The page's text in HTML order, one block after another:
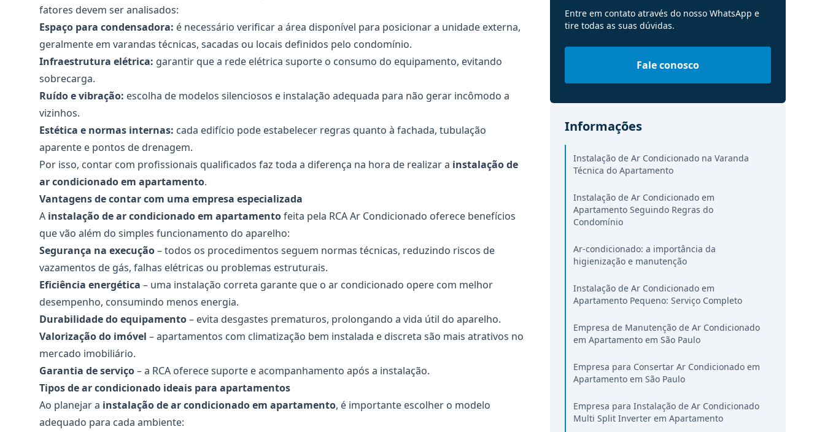
fatores devem ser analisados:
Espaço para condensadora: é necessário verificar a área disponível para posicionar a unidade externa,
geralmente em varandas técnicas, sacadas ou locais definidos pelo condomínio.
Infraestrutura elétrica: garantir que a rede elétrica suporte o consumo do equipamento, evitando
sobrecarga.
Ruído e vibração: escolha de modelos silenciosos e instalação adequada para não gerar incômodo a
vizinhos.
Estética e normas internas: cada edifício pode estabelecer regras quanto à fachada, tubulação
aparente e pontos de drenagem.
Por isso, contar com profissionais qualificados faz toda a diferença na hora de realizar a instalação de
ar condicionado em apartamento.
Vantagens de contar com uma empresa especializada
A instalação de ar condicionado em apartamentofeita pela RCA Ar Condicionado oferece benefícios
que vão além do simples funcionamento do aparelho:
Segurança na execução– todos os procedimentos seguem normas técnicas, reduzindo riscos de
vazamentos de gás, falhas elétricas ou problemas estruturais.
Eficiência energética – uma instalação correta garante que o ar condicionado opere com melhor
desempenho, consumindo menos energia.
Durabilidade do equipamento– evita desgastes prematuros, prolongando a vida útil do aparelho.
Valorização do imóvel – apartamentos com climatização bem instalada e discreta são mais atrativos no
mercado imobiliário.
Garantia de serviço– a RCA oferece suporte e acompanhamento após a instalação.
Tipos de ar condicionado ideais para apartamentos
Ao planejar a instalação de ar condicionado em apartamento, é importante escolher o modelo
adequado para cada ambiente:
Entre em contato através do nosso WhatsApp e
tire todas as suas dúvidas.
Fale conosco
Informações
Instalação de Ar Condicionado na Varanda
Técnica do Apartamento
Instalação de Ar Condicionado em
Apartamento Seguindo Regras do
Condomínio
Ar-condicionado: a importância da
higienização e manutenção
Instalação de Ar Condicionado em
Apartamento Pequeno: Serviço Completo
Empresa de Manutenção de Ar Condicionado
em Apartamento em São Paulo
Empresa para Consertar Ar Condicionado em
Apartamento em São Paulo
Empresa para Instalação de Ar Condicionado
Multi Split Inverter em Apartamento